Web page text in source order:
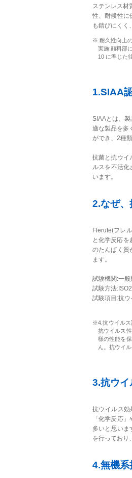
ステンレス材
性、耐候性に
も錆びにくく
※.耐久性向上
実施:顔料部
10 に準じた
1.SIAA
SIAAとは、
適な製品を多
ができ、2種
抗菌と抗ウイ
ルスを不活化
います。
2.なぜ、
Flerute(フレ
と化学反応
のたんぱく質
ます。
試験機関:一
試験方法
試験項目:抗
※4.抗ウイルス
抗ウイルス
様の性能を
ん。抗ウイ
3.抗ウ
抗ウイルス
「化学反応
多いと思いま
を行っており
4.無機